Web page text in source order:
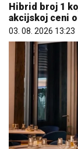
Hibrid broj 1
akcijskoj ceni
03. 08. 2026 13:23